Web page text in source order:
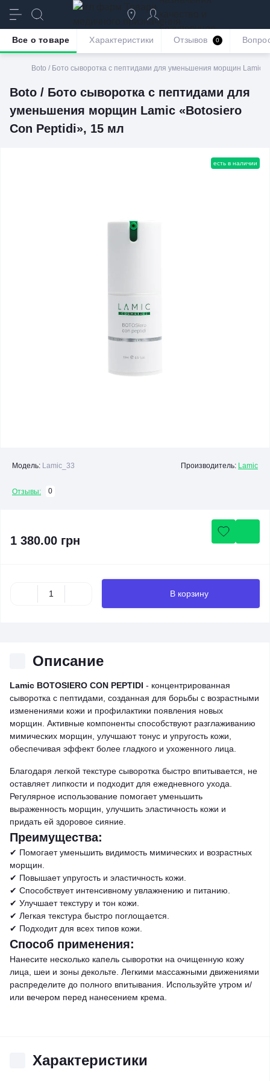
безупречное
обслуживание
Boto / Бото сыворотка с пептидами для уменьшения морщин Lamic
Boto / Бото сыворотка с пептидами для
уменьшения морщин Lamic «Botosiero
Con Peptidi», 15 мл
Все о товаре Характеристики Отзывов 0
есть в наличии
Модель: Lamic_33 Производитель: Lamic
Отзывы: 0
1 380.00 грн
В корзину
Описание
Lamic BOTOSIERO CON PEPTIDI - концентрированная
сыворотка с пептидами, созданная для борьбы с возрастными
изменениями кожи и профилактики появления новых
морщин. Активные компоненты способствуют разглаживанию
мимических морщин, улучшают тонус и упругость кожи,
обеспечивая эффект более гладкого и ухоженного лица.
Благодаря легкой текстуре сыворотка быстро впитывается, не
оставляет липкости и подходит для ежедневного ухода.
Регулярное использование помогает уменьшить
выраженность морщин, улучшить эластичность кожи и
придать ей здоровое сияние.
Преимущества:
✔ Помогает уменьшить видимость мимических и возрастных
морщин.
✔ Повышает упругость и эластичность кожи.
✔ Способствует интенсивному увлажнению и питанию.
✔ Улучшает текстуру и тон кожи.
✔ Легкая текстура быстро поглощается.
✔ Подходит для всех типов кожи.
Способ применения:
Нанесите несколько капель сыворотки на очищенную кожу
лица, шеи и зоны декольте. Легкими массажными движениями
распределите до полного впитывания. Используйте утром и/
или вечером перед нанесением крема.
Характеристики